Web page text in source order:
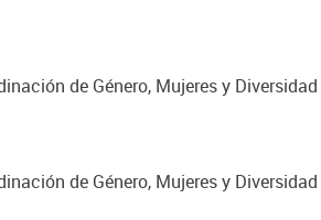
de Género, Mujeres y
de Género, Mujeres y